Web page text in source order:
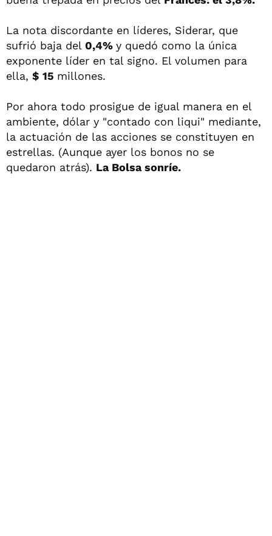
La nota discordante en líderes, Siderar, que
sufrió baja del 0,4% y quedó como la única
exponente líder en tal signo. El volumen para
ella, $ 15 millones.
Por ahora todo prosigue de igual manera en el
ambiente, dólar y "contado con liqui" mediante,
la actuación de las acciones se constituyen en
estrellas. (Aunque ayer los bonos no se
quedaron atrás). La Bolsa sonríe.